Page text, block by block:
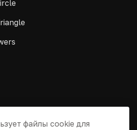
файлы cookie для